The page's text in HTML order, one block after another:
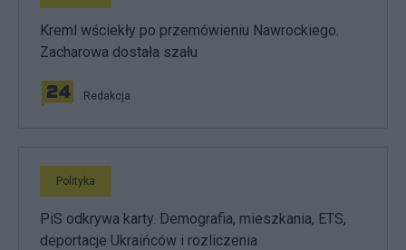
Kreml wściekły po przemówieniu Nawrockiego.
Zacharowa dostała szału
Redakcja
Polityka
PiS odkrywa karty. Demografia, mieszkania, ETS,
deportacje Ukraińców i rozliczenia